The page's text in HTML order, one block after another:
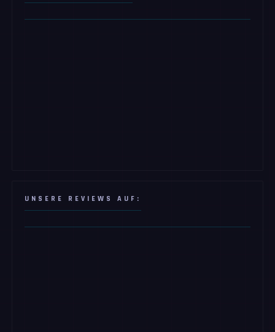
UNSERE REVIEWS AUF: